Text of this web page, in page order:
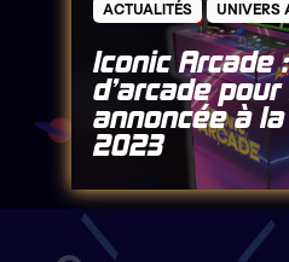
ACTUALITÉS UNIVERS
Iconic Arcade
d’arcade
annoncée à
2023